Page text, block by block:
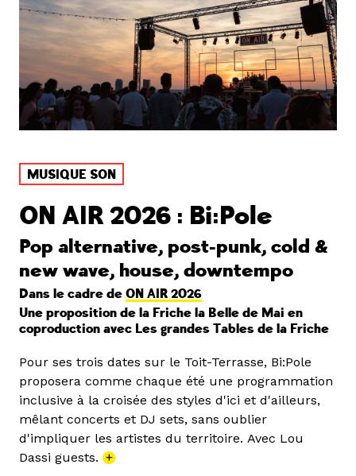
MUSIQUE SON
ON AIR 2026 : Bi:Pole
Pop alternative, post-punk, cold &
new wave, house, downtempo
Dans le cadre de ON AIR 2026
Une proposition de la Friche la Belle de Mai en
coproduction avec Les grandes Tables de la Friche
Pour ses trois dates sur le Toit-Terrasse, Bi:Pole
proposera comme chaque été une programmation
inclusive à la croisée des styles d'ici et d'ailleurs,
mêlant concerts et DJ sets, sans oublier
d'impliquer les artistes du territoire. Avec Lou
Dassi guests. +